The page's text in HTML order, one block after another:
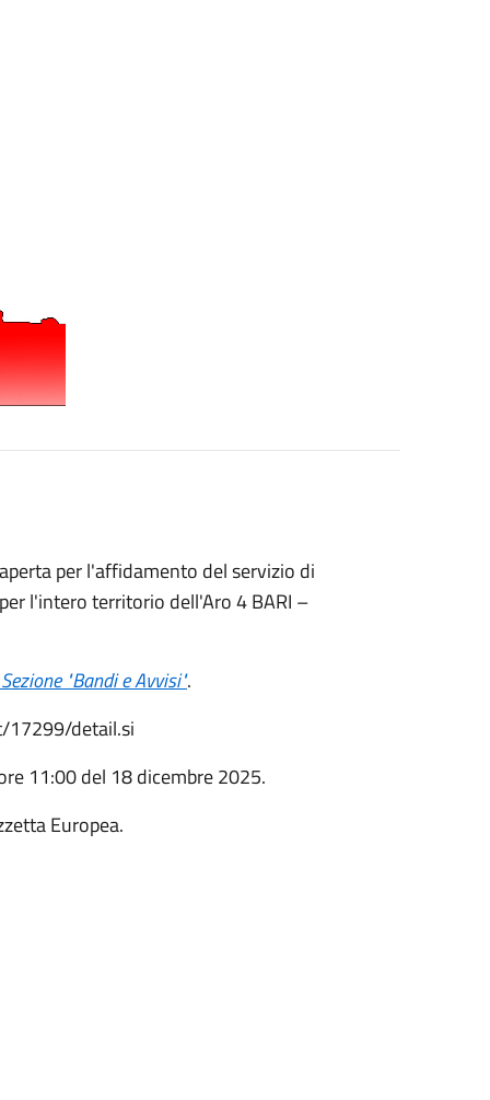
per l'affidamento del servizio di
l'intero territorio dell'Aro 4 BARI –
"Bandi e Avvisi".
detail.si
11:00 del 18 dicembre 2025.
Europea.